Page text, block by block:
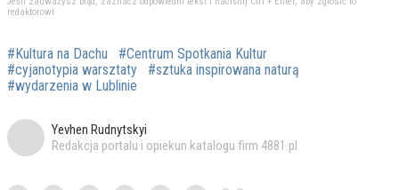
redaktorowi
#Kultura na Dachu
#Centrum Spotkania Kultur
#cyjanotypia warsztaty
#sztuka inspirowana naturą
#wydarzenia w Lublinie
Yevhen Rudnytskyi
Redakcja portalu i opiekun katalogu firm 4881.pl